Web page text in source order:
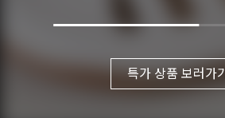
특가 상품 보러가기